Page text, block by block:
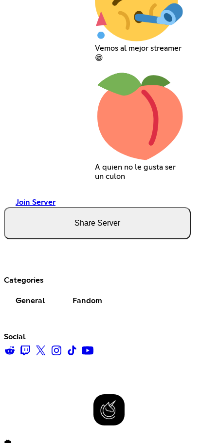
Vemos al mejor streamer
😁
A quien no le gusta ser
un culon
Join Server
Share Server
Categories
General Fandom
Social